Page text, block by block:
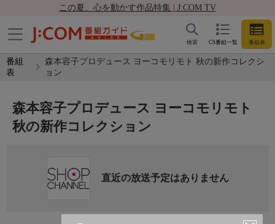
この夏、心を動かす作品特集 | J:COM TV
CS番組一覧 番組表
検索
番組
表
森本容子プロデュース ヨーコモリモト 秋の新作コレクシ
ョン
森本容子プロデュース ヨーコモリモト
秋の新作コレクション
直近の放送予定はありません